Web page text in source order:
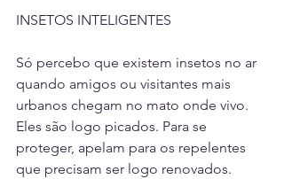
INSETOS INTELIGENTES
Só percebo que existem insetos no ar
quando amigos ou visitantes mais
urbanos chegam no mato onde vivo.
Eles são logo picados. Para se
proteger, apelam para os repelentes
que precisam ser logo renovados.